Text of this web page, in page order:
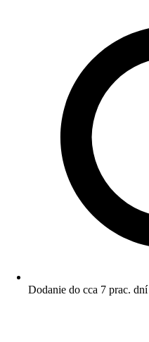
Dodanie do cca 7 prac. dní